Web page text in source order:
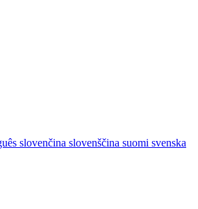
slovenčina slovenščina suomi svenska